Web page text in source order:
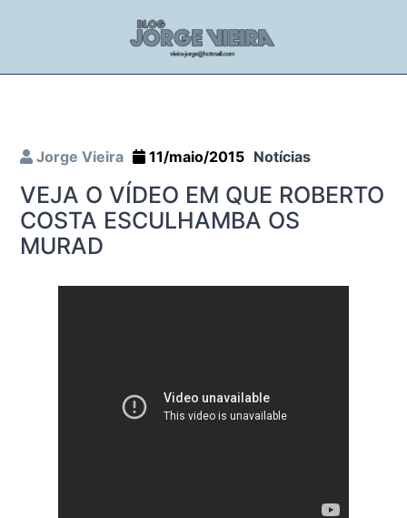
Jorge Vieira 11/maio/2015 Notícias
VEJA O VÍDEO EM QUE ROBERTO
COSTA ESCULHAMBA OS
MURAD